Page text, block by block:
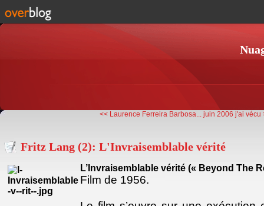
<< Laurence Ferreira Barbosa... juin 2006 j'ai vécu
Fritz Lang (2): L'Invraisemblable vérité
L’Invraisemblable vérité (« Beyond The
Film de 1956.